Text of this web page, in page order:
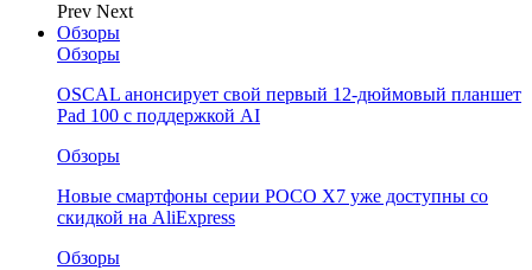
Prev Next
Обзоры
Обзоры
OSCAL анонсирует свой первый 12-дюймовый планшет
Pad 100 с поддержкой AI
Обзоры
Новые смартфоны серии POCO X7 уже доступны со
скидкой на AliExpress
Обзоры